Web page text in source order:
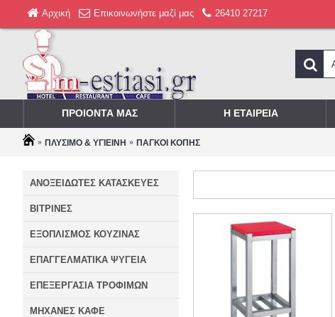
Αρχική Επικοινωνήστε μαζί μας 26410 27217
ΠΡΟΙΟΝΤΑ ΜΑΣ Η ΕΤΑΙΡΕΙΑ
ΠΛΥΣΙΜΟ & ΥΓΙΕΙΝΗ ΠΑΓΚΟΙ ΚΟΠΗΣ
ΑΝΟΞΕΙΔΩΤΕΣ ΚΑΤΑΣΚΕΥΕΣ
ΒΙΤΡΙΝΕΣ
ΕΞΟΠΛΙΣΜΟΣ ΚΟΥΖΙΝΑΣ
ΕΠΑΓΓΕΛΜΑΤΙΚΑ ΨΥΓΕΙΑ
ΕΠΕΞΕΡΓΑΣΙΑ ΤΡΟΦΙΜΩΝ
ΜΗΧΑΝΕΣ ΚΑΦΕ